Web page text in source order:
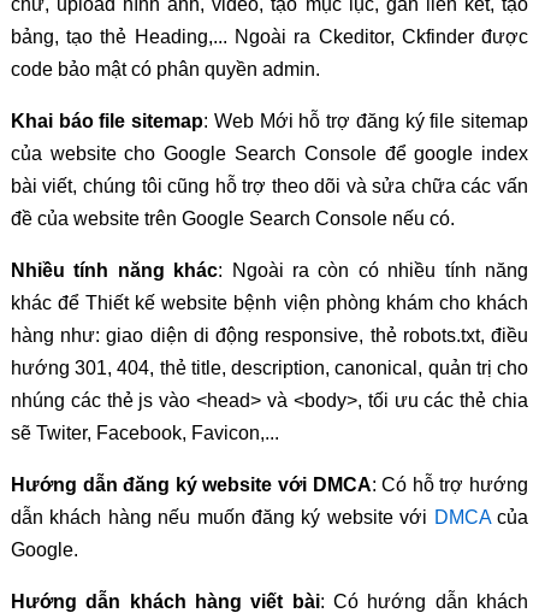
bảng, tạo thẻ Heading,... Ngoài ra Ckeditor, Ckfinder được
code bảo mật có phân quyền admin.
Khai báo file sitemap: Web Mới hỗ trợ đăng ký file sitemap
của website cho Google Search Console để google index
bài viết, chúng tôi cũng hỗ trợ theo dõi và sửa chữa các vấn
đề của website trên Google Search Console nếu có.
Nhiều tính năng khác: Ngoài ra còn có nhiều tính năng
khác để Thiết kế website bệnh viện phòng khám cho khách
hàng như: giao diện di động responsive, thẻ robots.txt, điều
hướng 301, 404, thẻ title, description, canonical, quản trị cho
nhúng các thẻ js vào <head> và <body>, tối ưu các thẻ chia
sẽ Twiter, Facebook, Favicon,...
Hướng dẫn đăng ký website với DMCA: Có hỗ trợ hướng
dẫn khách hàng nếu muốn đăng ký website với DMCAcủa
Google.
Hướng dẫn khách hàng viết bài: Có hướng dẫn khách